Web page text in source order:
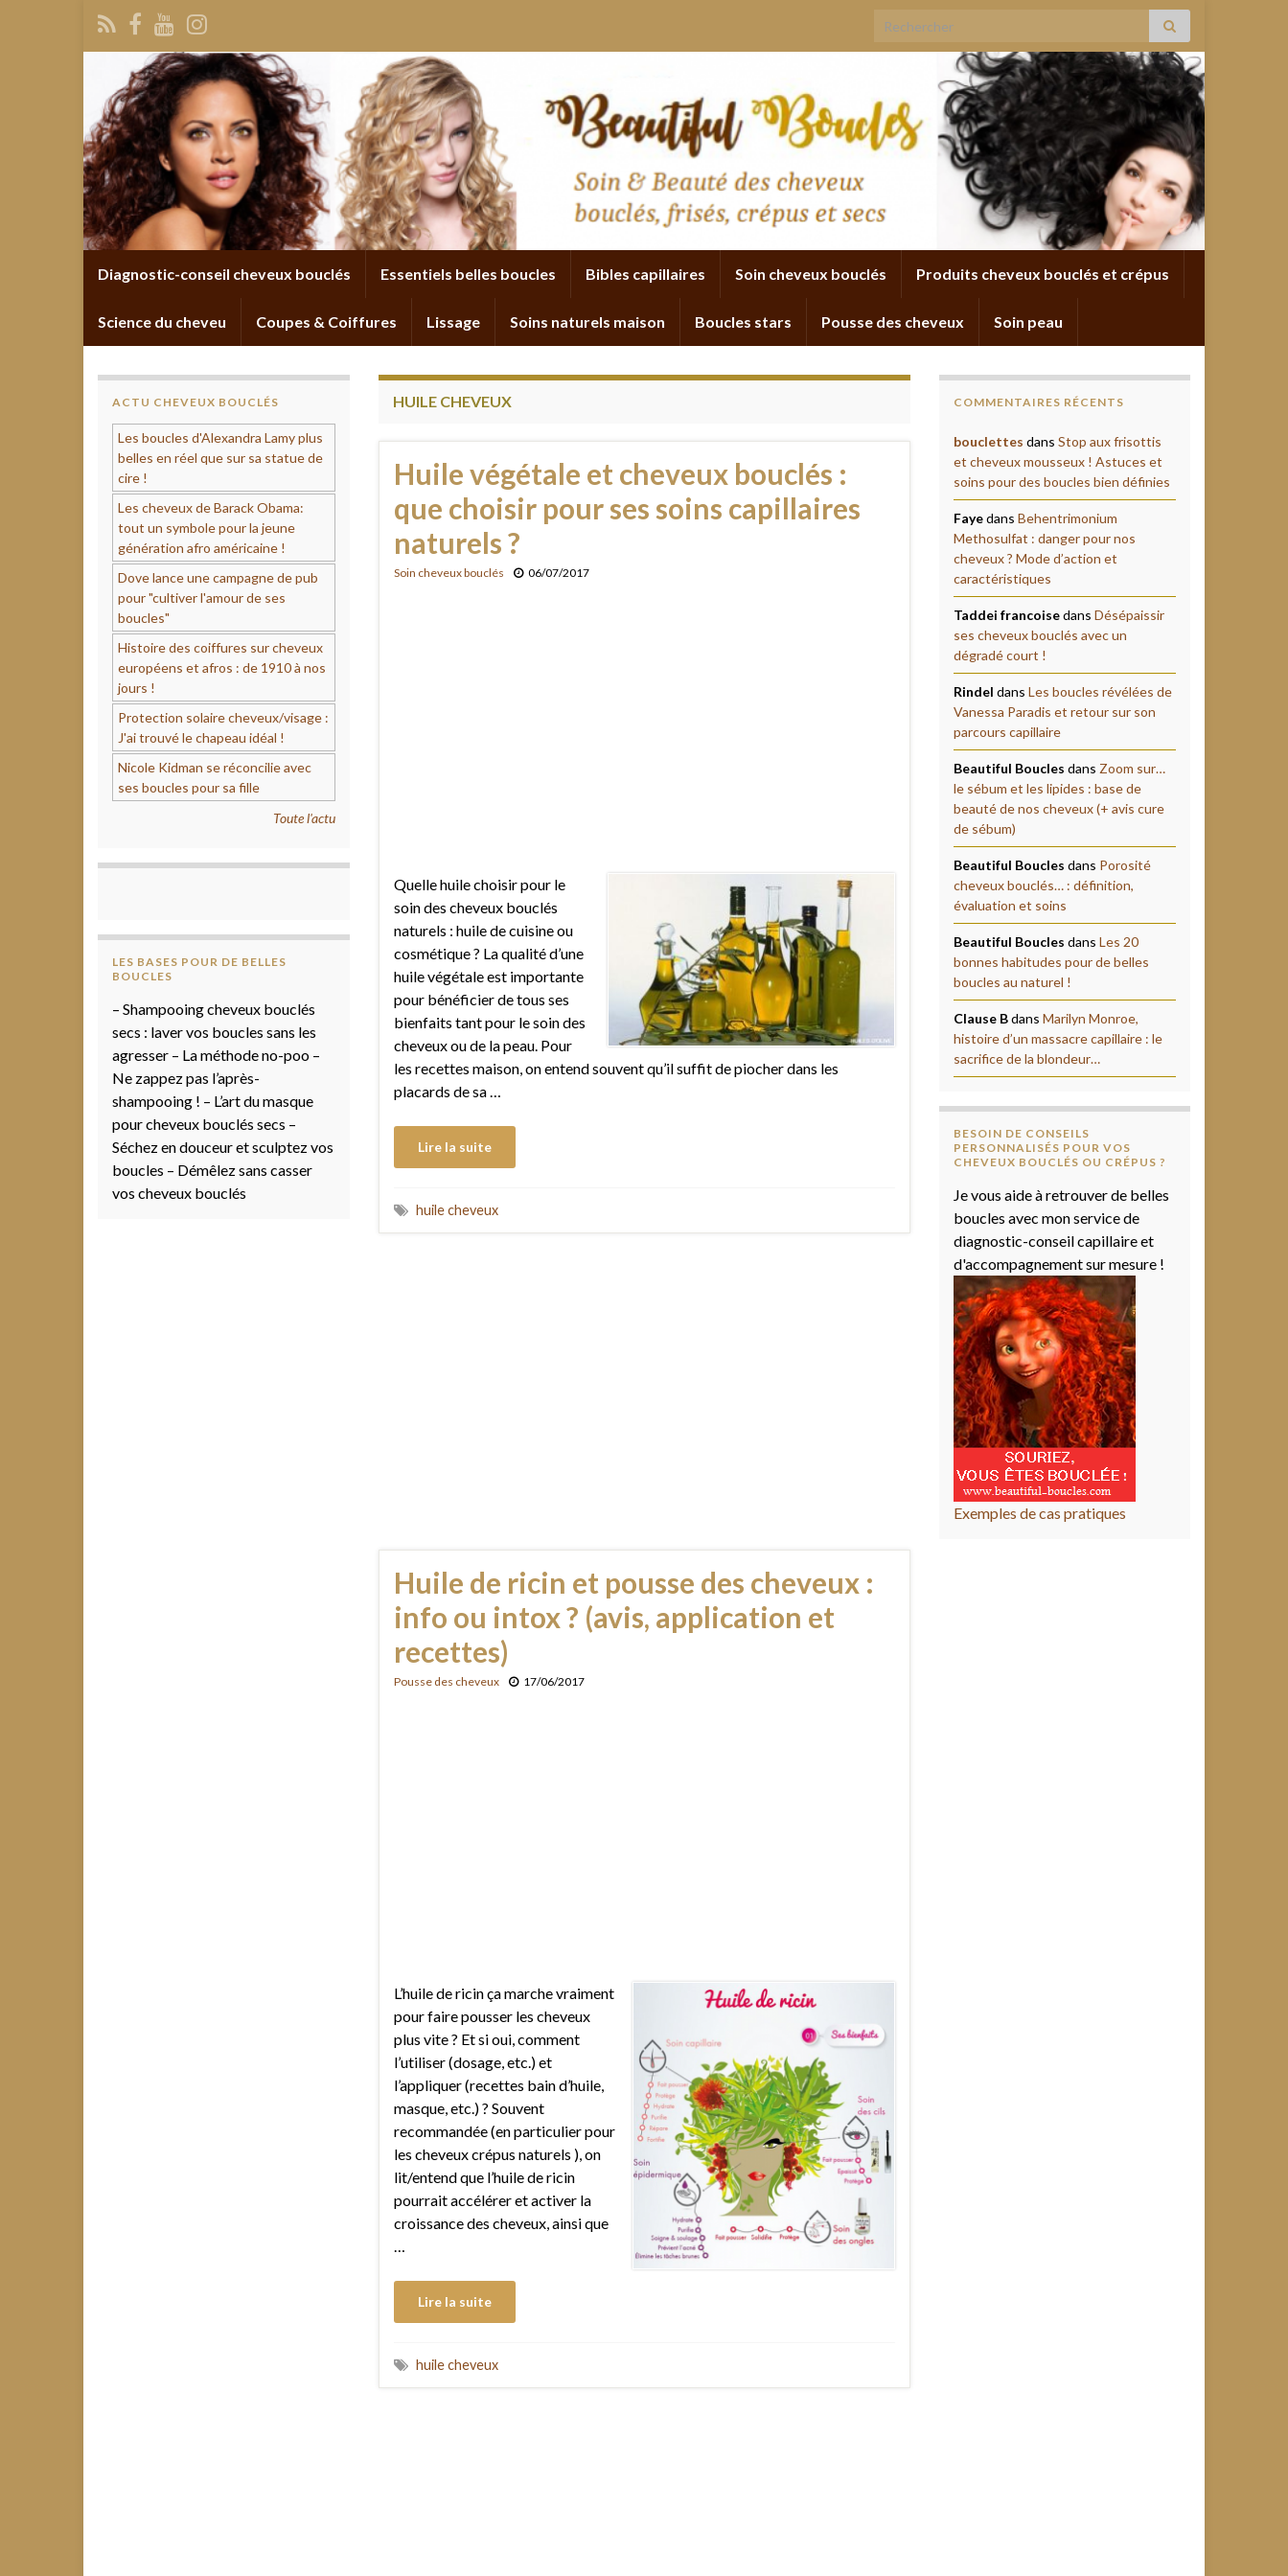
Search for:
Diagnostic-conseil cheveux bouclés Essentiels belles boucles Bibles capillaires Soin cheveux bouclés Produits cheveux bouclés et crépus
Science du cheveu Coupes & Coiffures Lissage Soins naturels maison Boucles stars Pousse des cheveux Soin peau
HUILE CHEVEUX
Huile végétale et cheveux bouclés :
que choisir pour ses soins capillaires
naturels ?
Soin cheveux bouclés 06/07/2017
Quelle huile choisir pour le
soin des cheveux bouclés
naturels : huile de cuisine ou
cosmétique ? La qualité d’une
huile végétale est importante
pour bénéficier de tous ses
bienfaits tant pour le soin des
cheveux ou de la peau. Pour
les recettes maison, on entend souvent qu’il suffit de piocher dans les
placards de sa …
Lire la suite
huile cheveux
Huile de ricin et pousse des cheveux :
info ou intox ? (avis, application et
recettes)
Pousse des cheveux 17/06/2017
L’huile de ricin ça marche vraiment
pour faire pousser les cheveux
plus vite ? Et si oui, comment
l’utiliser (dosage, etc.) et
l’appliquer (recettes bain d’huile,
masque, etc.) ? Souvent
recommandée (en particulier pour
les cheveux crépus naturels ), on
lit/entend que l’huile de ricin
pourrait accélérer et activer la
croissance des cheveux, ainsi que
…
Lire la suite
huile cheveux
ACTU CHEVEUX BOUCLÉS
Les boucles d'Alexandra Lamy plus
belles en réel que sur sa statue de
cire !
Les cheveux de Barack Obama:
tout un symbole pour la jeune
génération afro américaine !
Dove lance une campagne de pub
pour "cultiver l'amour de ses
boucles"
Histoire des coiffures sur cheveux
européens et afros : de 1910 à nos
jours !
Protection solaire cheveux/visage :
J'ai trouvé le chapeau idéal !
Nicole Kidman se réconcilie avec
ses boucles pour sa fille
Toute l'actu
LES BASES POUR DE BELLES
BOUCLES
– Shampooing cheveux bouclés
secs : laver vos boucles sans les
agresser – La méthode no-poo –
Ne zappez pas l’après-
shampooing ! – L’art du masque
pour cheveux bouclés secs –
Séchez en douceur et sculptez vos
boucles – Démêlez sans casser
vos cheveux bouclés
COMMENTAIRES RÉCENTS
bouclettes dans Stop aux frisottis
et cheveux mousseux ! Astuces et
soins pour des boucles bien définies
Fayedans Behentrimonium
Methosulfat : danger pour nos
cheveux ? Mode d’action et
caractéristiques
Taddei francoisedans Désépaissir
ses cheveux bouclés avec un
dégradé court !
Rindel dans Les boucles révélées de
Vanessa Paradis et retour sur son
parcours capillaire
Beautiful Boucles dans Zoom sur…
le sébum et les lipides : base de
beauté de nos cheveux (+ avis cure
de sébum)
Beautiful Boucles dans Porosité
cheveux bouclés… : définition,
évaluation et soins
Beautiful Boucles dans Les 20
bonnes habitudes pour de belles
boucles au naturel !
Clause Bdans Marilyn Monroe,
histoire d’un massacre capillaire : le
sacrifice de la blondeur…
BESOIN DE CONSEILS
PERSONNALISÉS POUR VOS
CHEVEUX BOUCLÉS OU CRÉPUS ?
Je vous aide à retrouver de belles
boucles avec mon service de
diagnostic-conseil capillaire et
d'accompagnement sur mesure !
Exemples de cas pratiques